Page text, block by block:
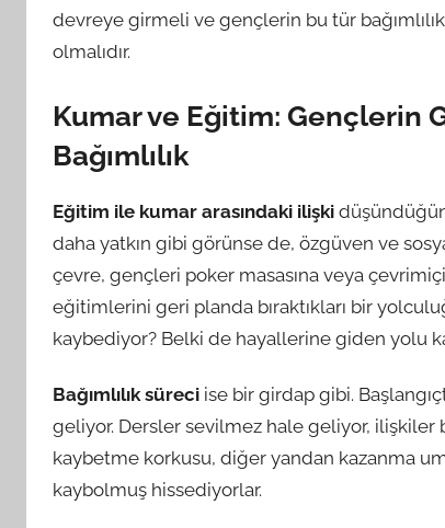
devreye girmeli ve gençlerin bu tür
olmalıdır.
Kumar ve Eğitim: Gençlerin
Bağımlılık
Eğitim ile kumar arasındaki ilişki
daha yatkın gibi görünse de, özgüven ve
çevre, gençleri poker masasına veya
eğitimlerini geri planda bıraktıkları bir
kaybediyor? Belki de hayallerine giden yolu
Bağımlılık süreci ise bir girdap gibi.
geliyor. Dersler sevilmez hale geliyor, ilişkiler
kaybetme korkusu, diğer yandan kazanma
kaybolmuş hissediyorlar.